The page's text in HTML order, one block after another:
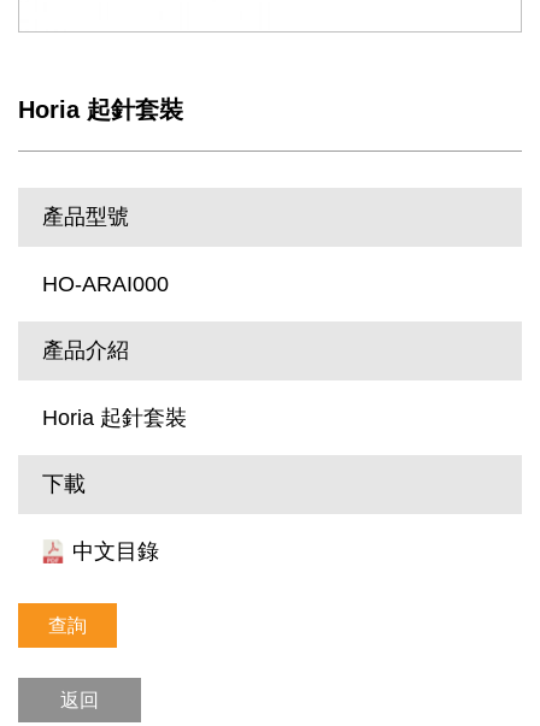
Horia 起針套裝
產品型號
HO-ARAI000
產品介紹
Horia 起針套裝
下載
中文目錄
查詢
返回